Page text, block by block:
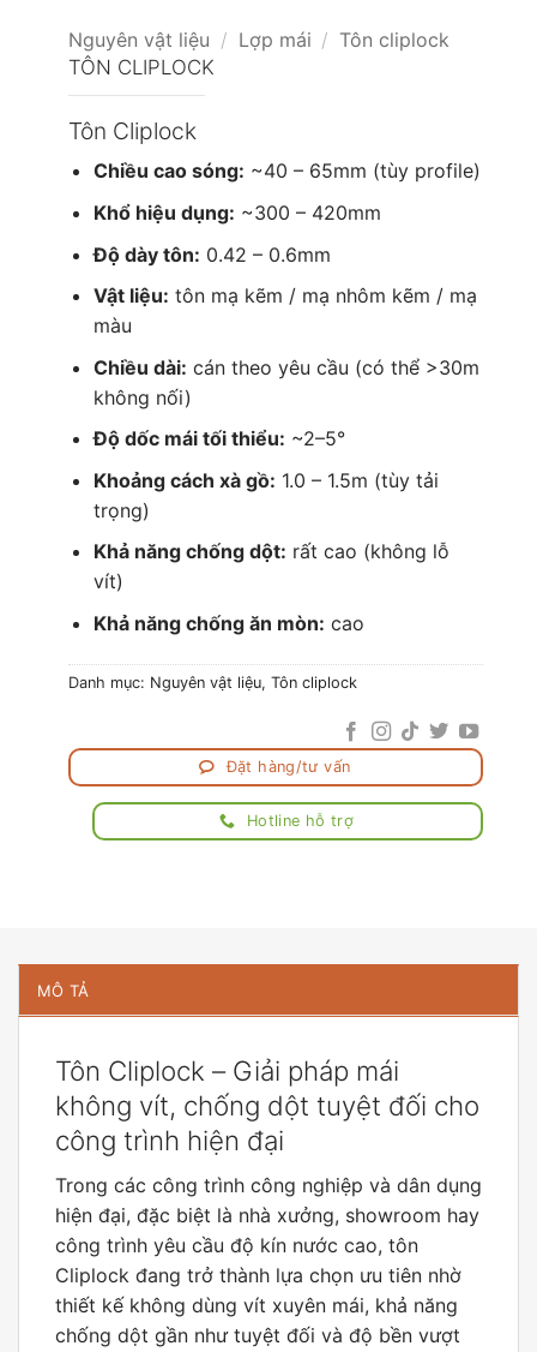
Nguyên vật liệu / Lợp mái / Tôn cliplock
TÔN CLIPLOCK
Tôn Cliplock
Chiều cao sóng: ~40 – 65mm (tùy profile)
Khổ hiệu dụng: ~300 – 420mm
Độ dày tôn: 0.42 – 0.6mm
Vật liệu: tôn mạ kẽm / mạ nhôm kẽm / mạ
màu
Chiều dài: cán theo yêu cầu (có thể >30m
không nối)
Độ dốc mái tối thiểu: ~2–5°
Khoảng cách xà gồ: 1.0 – 1.5m (tùy tải
trọng)
Khả năng chống dột: rất cao (không lỗ
vít)
Khả năng chống ăn mòn: cao
Danh mục: Nguyên vật liệu, Tôn cliplock
Đặt hàng/tư vấn
Hotline hỗ trợ
MÔ TẢ
Tôn Cliplock – Giải pháp mái
không vít, chống dột tuyệt đối cho
công trình hiện đại
Trong các công trình công nghiệp và dân dụng
hiện đại, đặc biệt là nhà xưởng, showroom hay
công trình yêu cầu độ kín nước cao, tôn
Cliplock đang trở thành lựa chọn ưu tiên nhờ
thiết kế không dùng vít xuyên mái, khả năng
chống dột gần như tuyệt đối và độ bền vượt